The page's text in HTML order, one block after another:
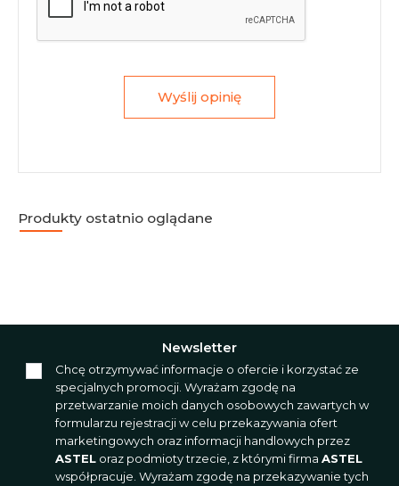
Wyślij opinię
Produkty ostatnio oglądane
Newsletter
Chcę otrzymywać informacje o ofercie i korzystać ze
specjalnych promocji. Wyrażam zgodę na
przetwarzanie moich danych osobowych zawartych w
formularzu rejestracji w celu przekazywania ofert
marketingowych oraz informacji handlowych przez
ASTEL oraz podmioty trzecie, z którymi firma ASTEL
współpracuje. Wyrażam zgodę na przekazywanie tych